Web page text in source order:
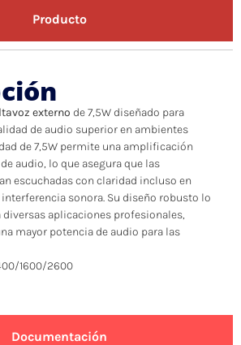
Producto
Documentación
externo de 7,5W diseñado para
de audio superior en ambientes
de 7,5W permite una amplificación
audio, lo que asegura que las
escuchadas con claridad incluso en
sonora. Su diseño robusto lo
diversas aplicaciones profesionales,
mayor potencia de audio para las
1600/2600